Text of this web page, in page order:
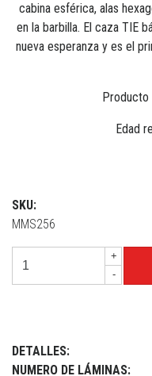
cabina esférica, alas
en la barbilla. El caza TIE
nueva esperanza y es el
Producto
Edad
SKU:
MMS256
+
-
DETALLES:
NUMERO DE LÁMINAS: